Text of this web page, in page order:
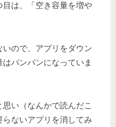
は、
「空き容量を増や
ので、アプリをダウン
パンパンになっていま
い（なんかで読んだこ
ないアプリを消してみ